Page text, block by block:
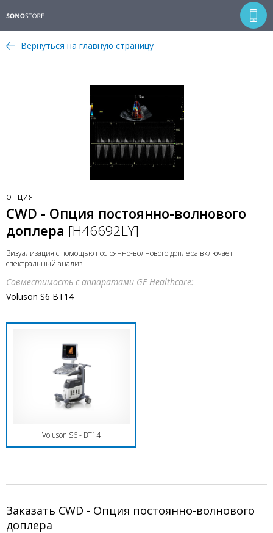
Вернуться на главную страницу
ОПЦИЯ
CWD - Опция постоянно-волнового
доплера [H46692LY]
Визуализация с помощью постоянно-волнового доплера включает
спектральный анализ
Совместимость с аппаратами GE Healthcare:
Voluson S6 BT14
Voluson S6 - BT14
Заказать CWD - Опция постоянно-волнового
доплера